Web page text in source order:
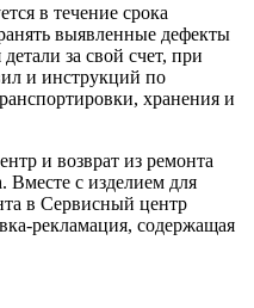
в течение срока
выявленные дефекты
за свой счет, при
и инструкций по
хранения и
и возврат из ремонта
Вместе с изделием для
в Сервисный центр
рекламация, содержащая